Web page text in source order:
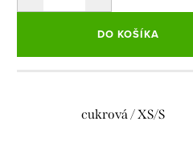
DO KOŠÍKA
cukrová / XS/S